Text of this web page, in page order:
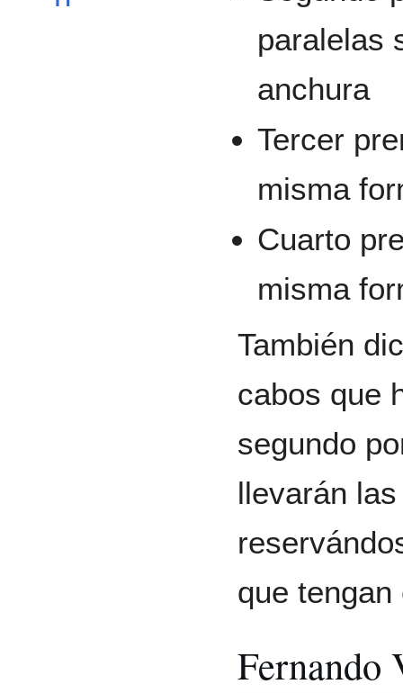
paralelas
anchura
Tercer
misma
Cuarto
misma
También
cabos que
segundo
llevarán
que
Fernando